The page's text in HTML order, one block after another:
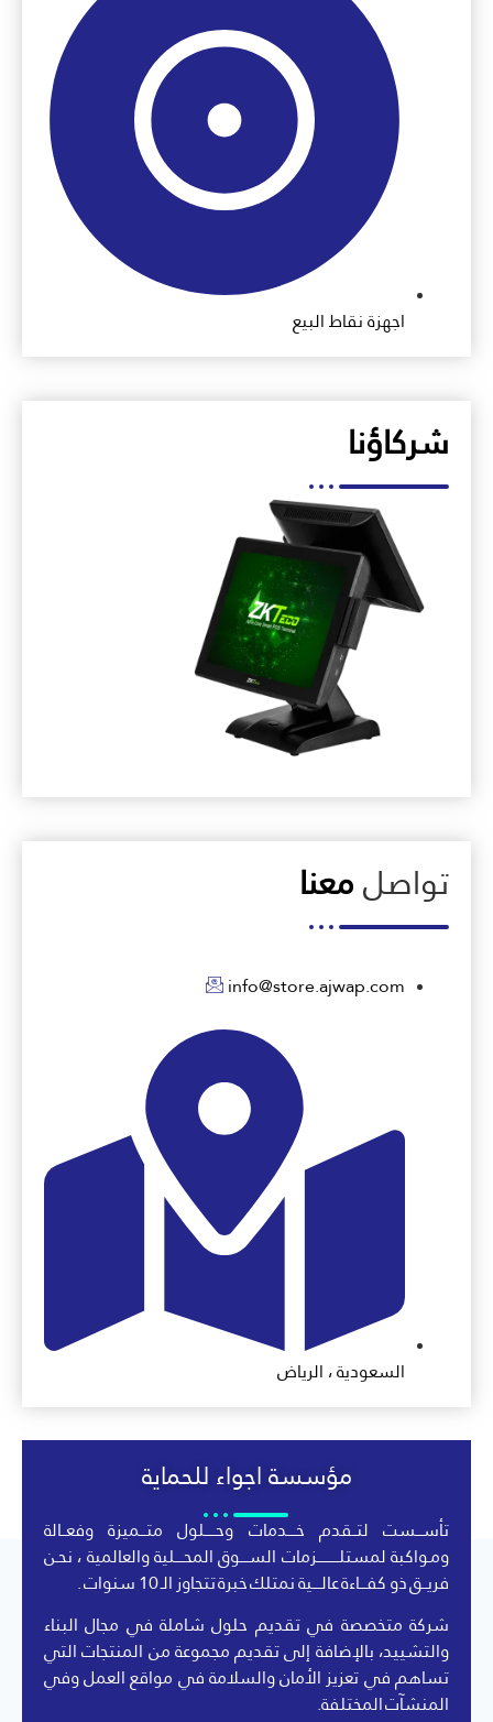
اجهزة نقاط البيع
شركاؤنا
تواصلمعنا
info@store.ajwap.com
السعودية ، الرياض
مؤسسة اجواء للحماية
تأســـست لتــقدم خــــدمات وحـــــلول متـــميزة وفعــالة
ومـواكبة لمستلــــــــــزمات الســــوق المحــــلية والعالمية ، نحـن
فريــق ذو كفـــاءة عالــــية نمتلك خبرة تتجاوز الـ 10 سنوات .
شركة متخصصة في تقديم حلول شاملة في مجال البناء
والتشييد، بالإضافة إلى تقديم مجموعة من المنتجات التي
تساهم في تعزيز الأمان والسلامة في مواقع العمل وفي
المنشآت المختلفة.